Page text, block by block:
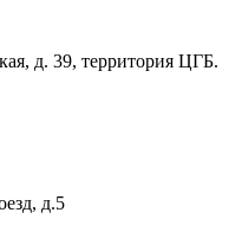
д. 39, территория ЦГБ.
д.5